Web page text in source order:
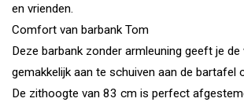
en vrienden.
Comfort van barbank Tom
Deze barbank zonder armleuning geeft je de
gemakkelijk aan te schuiven aan de bartafel
De zithoogte van 83 cm is perfect